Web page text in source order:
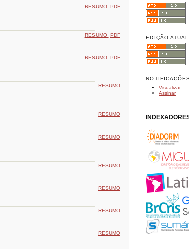
EDIÇÃO ATUAL
Visualizar
Assinar
RESUMO PDF
RESUMO PDF
RESUMO PDF
RESUMO
RESUMO
RESUMO
RESUMO
RESUMO
RESUMO
RESUMO